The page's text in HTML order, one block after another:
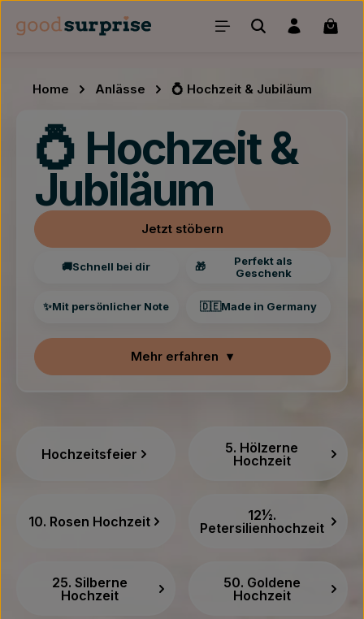
Zum Hauptinhalt springen
Home Anlässe 💍 Hochzeit & Jubiläum
💍 Hochzeit &
Jubiläum
Jetzt stöbern
🚚Schnell bei dir 🎁
Perfekt als
Geschenk
✨Mit persönlicher Note 🇩🇪Made in Germany
Mehr erfahren ▾
Hochzeitsfeier
5. Hölzerne
Hochzeit
10. Rosen Hochzeit
12½.
Petersilienhochzeit
25. Silberne
Hochzeit
50. Goldene
Hochzeit